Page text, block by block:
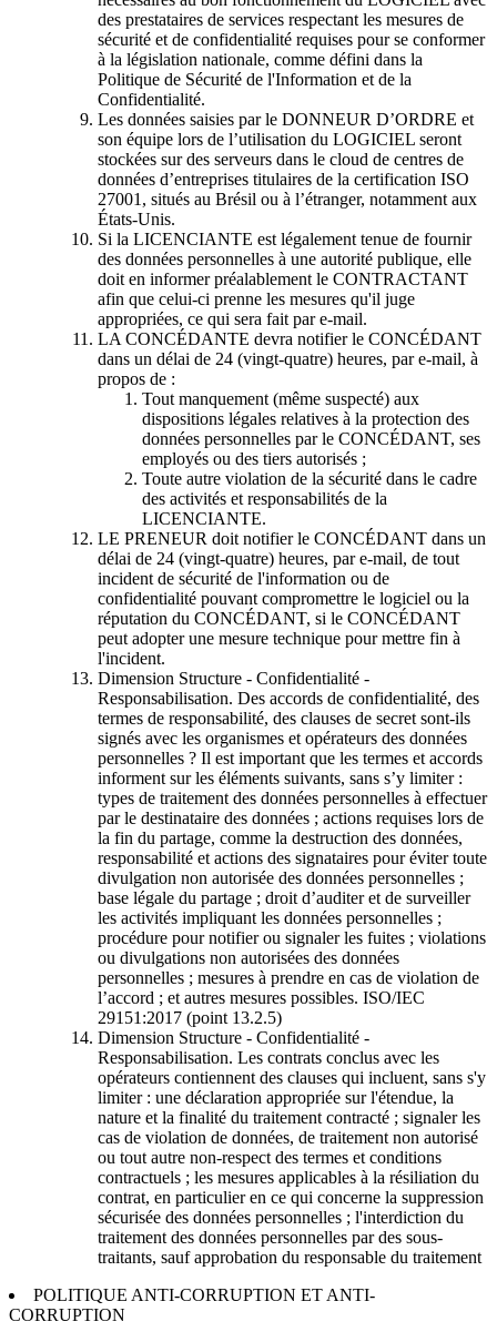
des prestataires de services respectant les mesures de
sécurité et de confidentialité requises pour se conformer
à la législation nationale, comme défini dans la
Politique de Sécurité de l'Information et de la
Confidentialité.
Les données saisies par le DONNEUR D’ORDRE et
son équipe lors de l’utilisation du LOGICIEL seront
stockées sur des serveurs dans le cloud de centres de
données d’entreprises titulaires de la certification ISO
27001, situés au Brésil ou à l’étranger, notamment aux
États-Unis.
Si la LICENCIANTE est légalement tenue de fournir
des données personnelles à une autorité publique, elle
doit en informer préalablement le CONTRACTANT
afin que celui-ci prenne les mesures qu'il juge
appropriées, ce qui sera fait par e-mail.
LA CONCÉDANTE devra notifier le CONCÉDANT
dans un délai de 24 (vingt-quatre) heures, par e-mail, à
propos de :
Tout manquement (même suspecté) aux
dispositions légales relatives à la protection des
données personnelles par le CONCÉDANT, ses
employés ou des tiers autorisés ;
Toute autre violation de la sécurité dans le cadre
des activités et responsabilités de la
LICENCIANTE.
LE PRENEUR doit notifier le CONCÉDANT dans un
délai de 24 (vingt-quatre) heures, par e-mail, de tout
incident de sécurité de l'information ou de
confidentialité pouvant compromettre le logiciel ou la
réputation du CONCÉDANT, si le CONCÉDANT
peut adopter une mesure technique pour mettre fin à
l'incident.
Dimension Structure - Confidentialité -
Responsabilisation. Des accords de confidentialité, des
termes de responsabilité, des clauses de secret sont-ils
signés avec les organismes et opérateurs des données
personnelles ? Il est important que les termes et accords
informent sur les éléments suivants, sans s’y limiter :
types de traitement des données personnelles à effectuer
par le destinataire des données ; actions requises lors de
la fin du partage, comme la destruction des données,
responsabilité et actions des signataires pour éviter toute
divulgation non autorisée des données personnelles ;
base légale du partage ; droit d’auditer et de surveiller
les activités impliquant les données personnelles ;
procédure pour notifier ou signaler les fuites ; violations
ou divulgations non autorisées des données
personnelles ; mesures à prendre en cas de violation de
l’accord ; et autres mesures possibles. ISO/IEC
29151:2017 (point 13.2.5)
Dimension Structure - Confidentialité -
Responsabilisation. Les contrats conclus avec les
opérateurs contiennent des clauses qui incluent, sans s'y
limiter : une déclaration appropriée sur l'étendue, la
nature et la finalité du traitement contracté ; signaler les
cas de violation de données, de traitement non autorisé
ou tout autre non-respect des termes et conditions
contractuels ; les mesures applicables à la résiliation du
contrat, en particulier en ce qui concerne la suppression
sécurisée des données personnelles ; l'interdiction du
traitement des données personnelles par des sous-
traitants, sauf approbation du responsable du traitement
POLITIQUE ANTI-CORRUPTION ET ANTI-
CORRUPTION